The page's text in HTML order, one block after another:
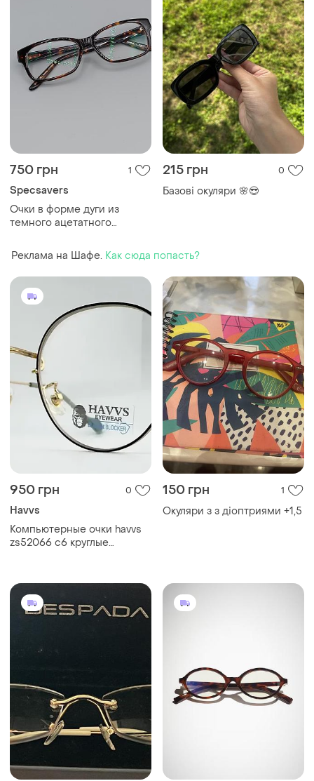
750 грн 1
Specsavers
Очки в форме дуги из
темного ацетатного
черепахи speccavers
kamaria
215 грн 0
Базові окуляри 🌸😎
Реклама на Шафе. Как сюда попасть?
950 грн 0
Havvs
Компьютерные очки havvs
zs52066 c6 круглые
150 грн 1
Окуляри з з діоптриями +1,5